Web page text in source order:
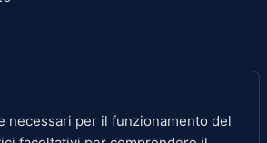
necessari per il funzionamento del